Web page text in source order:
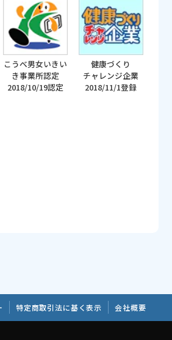
こうべ男女いきい
き事業所認定
2018/10/19認定
健康づくり
チャレンジ企業
2018/11/1登録
特定商取引法に基く表示 会社概要